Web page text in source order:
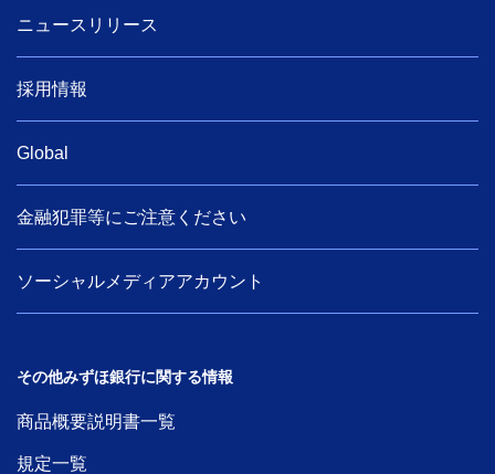
ニュースリリース
採用情報
Global
金融犯罪等にご注意ください
ソーシャルメディアアカウント
その他みずほ銀行に関する情報
商品概要説明書一覧
規定一覧